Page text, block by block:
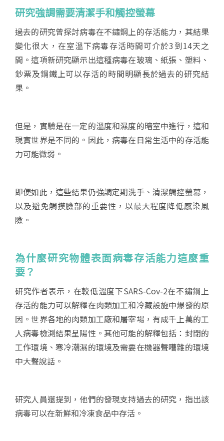
研究強調需要清潔手和觸控螢幕
過去的研究曾探討病毒在不鏽鋼上的存活能力，其結果
變化很大，在室溫下病毒存活時間可介於3到14天之
間。這項新研究顯示出這種病毒在玻璃、紙張、塑料、
鈔票及鋼鐵上可以存活的時間明顯長於過去的研究結
果。
但是，實驗是在一定的溫度和濕度的暗室中進行，這和
現實世界是不同的。因此，病毒在日常生活中的存活能
力可能微弱。
即便如此，這些結果仍強調定期洗手、清潔觸控螢幕，
以及避免觸摸臉部的重要性，以最大程度降低感染風
險。
為什麼研究物體表面病毒存活能力這麼重
要？
研究作者表示，在較低溫度下SARS-Cov-2在不鏽鋼上
存活的能力可以解釋在肉類加工和冷藏設施中爆發的原
因。世界各地的肉類加工廠和屠宰場，有成千上萬的工
人病毒檢測結果呈陽性。其他可能的解釋包括：封閉的
工作環境、寒冷潮濕的環境及需要在機器聲嘈雜的環境
中大聲說話。
研究人員還提到，他們的發現支持過去的研究，指出該
病毒可以在新鮮和冷凍食品中存活。